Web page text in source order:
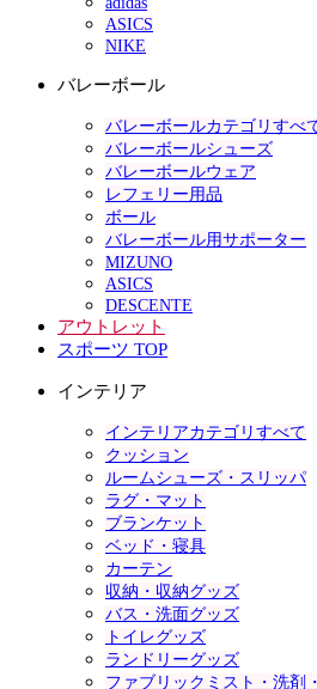
ASICS
NIKE
バレーボール
バレーボールカテゴリすべ
バレーボールシューズ
バレーボールウェア
レフェリー用品
ボール
バレーボール用サポーター
MIZUNO
ASICS
DESCENTE
アウトレット
スポーツ TOP
インテリア
インテリアカテゴリすべて
クッション
ルームシューズ・スリッパ
ラグ・マット
ブランケット
ベッド・寝具
カーテン
収納・収納グッズ
バス・洗面グッズ
トイレグッズ
ランドリーグッズ
ファブリックミスト・洗剤